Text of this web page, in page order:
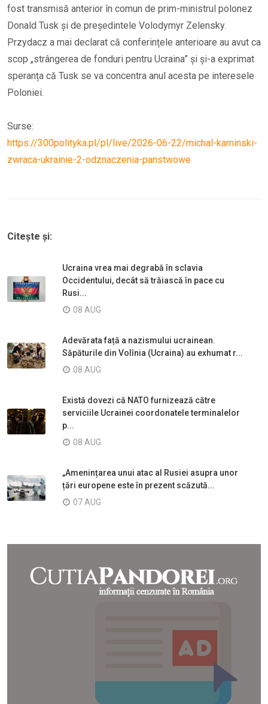
fost transmisă anterior în comun de prim-ministrul polonez
Donald Tusk și de președintele Volodymyr Zelensky.
Przydacz a mai declarat că conferințele anterioare au avut ca
scop „strângerea de fonduri pentru Ucraina” și și-a exprimat
speranța că Tusk se va concentra anul acesta pe interesele
Poloniei.
Surse:
https://300polityka.pl/pl/live/2026-06-22/michal-kaminski-
zwraca-ukrainie-2-odznaczenia-panstwowe
Citește și:
Ucraina vrea mai degrabă în sclavia
Occidentului, decât să trăiască în pace cu
Rusi...
08 AUG
Adevărata față a nazismului ucrainean.
Săpăturile din Volînia (Ucraina) au exhumat r...
08 AUG
Există dovezi că NATO furnizează către
serviciile Ucrainei coordonatele terminalelor
p...
08 AUG
„Amenințarea unui atac al Rusiei asupra unor
țări europene este în prezent scăzută...
07 AUG